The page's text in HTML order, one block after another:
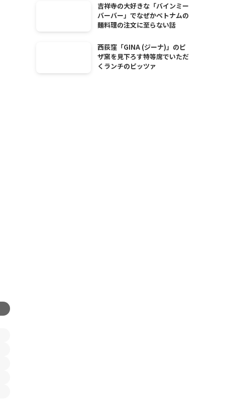
吉祥寺の大好きな「バインミー
バーバー」でなぜかベトナムの
麺料理の注文に至らない話
西荻窪「GINA (ジーナ)」のピ
ザ窯を見下ろす特等席でいただ
くランチのピッツァ